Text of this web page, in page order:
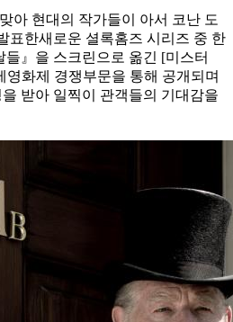
아 현대의 작가들이 아서 코난 도
표한새로운 셜록홈즈 시리즈 중 한
』을 스크린으로 옮긴 [미스터
영화제 경쟁부문을 통해 공개되며
받아 일찍이 관객들의 기대감을